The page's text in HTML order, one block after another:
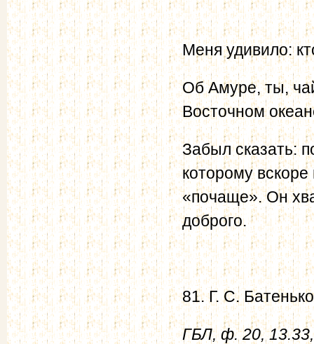
Меня удивило:
Об Амуре, ты,
Восточном
Забыл сказать:
которому
«почаще». Он
доброго.
81. Г. С.
ГБЛ, ф. 20,